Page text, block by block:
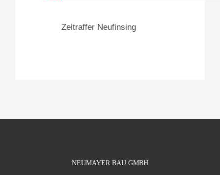
Zeitraffer Neufinsing
NEUMAYER BAU GMBH